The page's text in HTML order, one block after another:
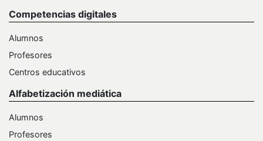
Competencias digitales
Alumnos
Profesores
Centros educativos
Alfabetización mediática
Alumnos
Profesores